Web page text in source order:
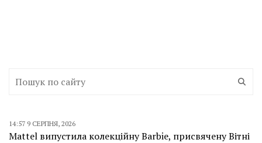
14:57 9 СЕРПНЯ, 2026
Mattel випустила колекційну Barbie, присвячену Вітні